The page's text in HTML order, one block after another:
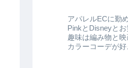
アパレルECに勤
PinkとDisneyと
趣味は編み物と映
カラーコーデが好